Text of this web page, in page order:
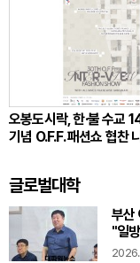
오봉도시락, 한·불 수교
기념 O.F.F. 패션쇼 협찬
글로벌대학
부산
"일